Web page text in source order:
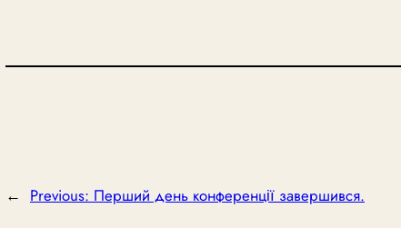
← Previous: Перший день конференції завершився.